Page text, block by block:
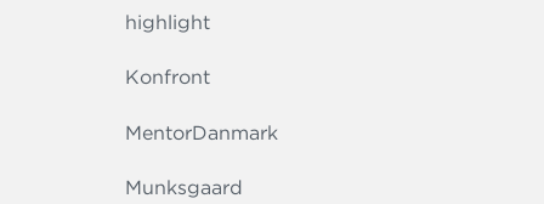
highlight
Konfront
MentorDanmark
Munksgaard